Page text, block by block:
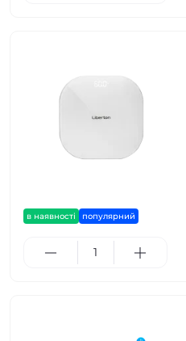
в наявності популярний